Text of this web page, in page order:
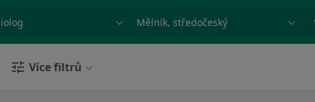
Město nebo region
Více filtrů